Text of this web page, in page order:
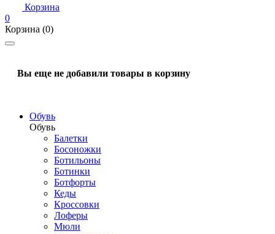
Корзина
0
Корзина (0)
Вы еще не добавили товары в корзину
Обувь
Обувь
Балетки
Босоножки
Ботильоны
Ботинки
Ботфорты
Кеды
Кроссовки
Лоферы
Мюли